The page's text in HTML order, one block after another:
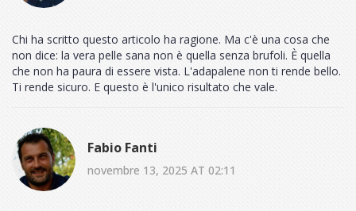
Chi ha scritto questo articolo ha ragione. Ma c'è una cosa che
non dice: la vera pelle sana non è quella senza brufoli. È quella
che non ha paura di essere vista. L'adapalene non ti rende bello.
Ti rende sicuro. E questo è l'unico risultato che vale.
Fabio Fanti
novembre 13, 2025 AT 02:11